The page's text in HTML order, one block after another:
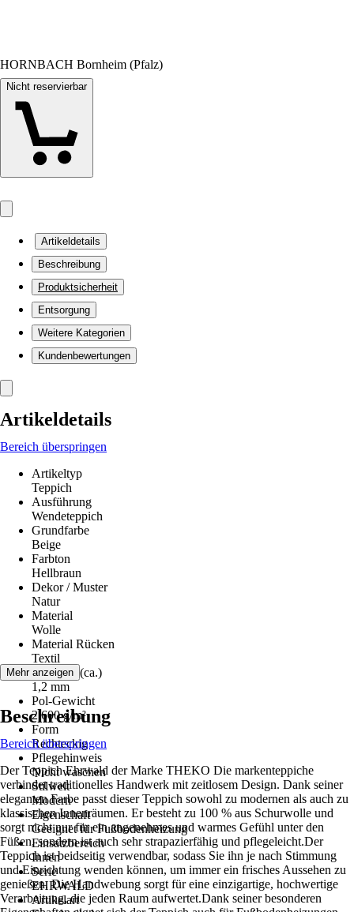
HORNBACH Bornheim (Pfalz)
Nicht reservierbar
Artikeldetails
Beschreibung
Produktsicherheit
Entsorgung
Weitere Kategorien
Kundenbewertungen
Artikeldetails
Bereich überspringen
Artikeltyp
Teppich
Ausführung
Wendeteppich
Grundfarbe
Beige
Farbton
Hellbraun
Dekor / Muster
Natur
Material
Wolle
Material Rücken
Textil
Florhöhe (ca.)
1,2 mm
Pol-Gewicht
2.600 g/m²
Form
Rechteckig
Pflegehinweis
Nicht waschen
Stilwelt
Modern
Eigenschaft
Geeignet für Fußbodenheizung
Einsatzbereich
Innen
Serie
EHRWALD
Artikelart
Mehr anzeigen
Beschreibung
Bereich überspringen
Der Teppich Ehrwald der Marke THEKO Die markenteppiche
verbindet traditionelles Handwerk mit zeitlosem Design. Dank seiner
eleganten Farbe passt dieser Teppich sowohl zu modernen als auch zu
klassischen Innenräumen. Er besteht zu 100 % aus Schurwolle und
sorgt nicht nur für ein angenehmes und warmes Gefühl unter den
Füßen, sondern ist auch sehr strapazierfähig und pflegeleicht.Der
Teppich ist beidseitig verwendbar, sodass Sie ihn je nach Stimmung
und Einrichtung wenden können, um immer ein frisches Aussehen zu
genießen. Die Handwebung sorgt für eine einzigartige, hochwertige
Verarbeitung, die jeden Raum aufwertet.Dank seiner besonderen